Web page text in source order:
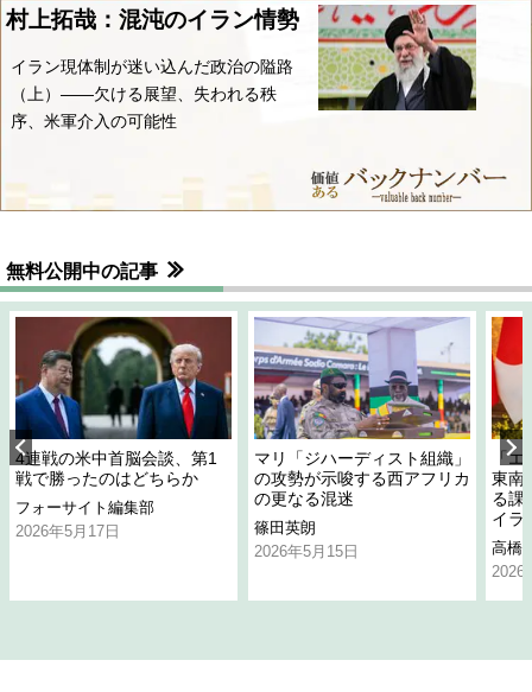
村上拓哉：混沌のイラン情勢
イラン現体制が迷い込んだ政治の隘路
（上）――欠ける展望、失われる秩
序、米軍介入の可能性
無料公開中の記事
4連戦の米中首脳会談、第1
戦で勝ったのはどちらか
フォーサイト編集部
2026年5月17日
マリ「ジハーディスト組織」
の攻勢が示唆する西アフリカ
の更なる混迷
篠田英朗
2026年5月15日
「
東南
る課
イラ
高橋
2026